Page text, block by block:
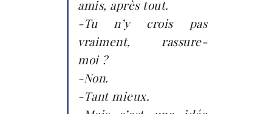
amis, après tout.
-Tu n’y crois pas
vraiment, rassure-
moi ?
-Non.
-Tant mieux.